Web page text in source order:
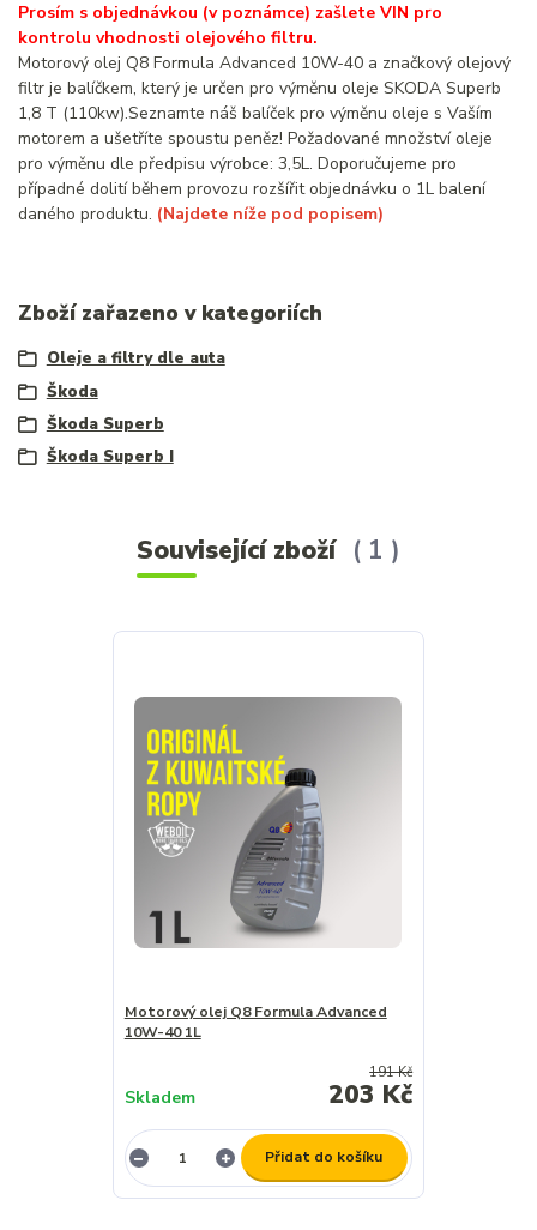
Prosím s objednávkou (v poznámce) zašlete VIN pro
kontrolu vhodnosti olejového filtru.
Motorový olej Q8 Formula Advanced 10W-40 a značkový olejový
filtr je balíčkem, který je určen pro výměnu oleje SKODA Superb
1,8 T (110kw).Seznamte náš balíček pro výměnu oleje s Vaším
motorem a ušetříte spoustu peněz! Požadované množství oleje
pro výměnu dle předpisu výrobce: 3,5L. Doporučujeme pro
případné dolití během provozu rozšířit objednávku o 1L balení
daného produktu. (Najdete níže pod popisem)
Zboží zařazeno v kategoriích
Oleje a filtry dle auta
Škoda
Škoda Superb
Škoda Superb I
Související zboží 1
Motorový olej Q8 Formula Advanced
10W-40 1L
191 Kč
203 Kč
Skladem
Přidat do košíku